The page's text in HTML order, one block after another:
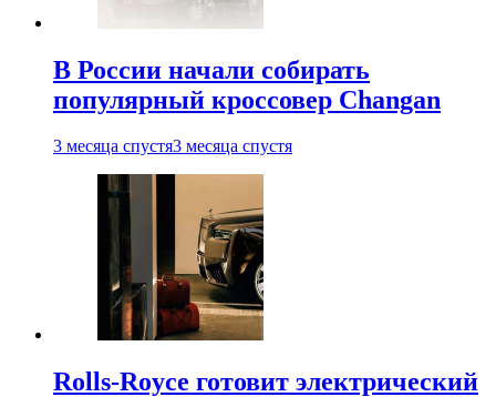
В России начали собирать
популярный кроссовер Changan
3 месяца спустя3 месяца спустя
Rolls-Royce готовит электрический